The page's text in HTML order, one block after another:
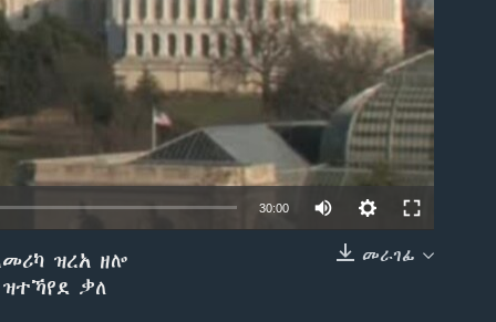
30:00
መራገፊ
ዝረአ ዘሎ
ቃለ